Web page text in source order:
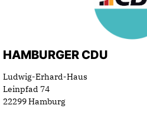
HAMBURGER CDU
Ludwig-Erhard-Haus
Leinpfad 74
22299 Hamburg